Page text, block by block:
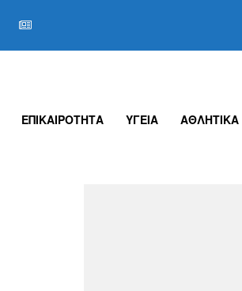
ΕΠΙΚΑΙΡΟΤΗΤΑ ΥΓΕΙΑ ΑΘΛΗΤΙΚΑ